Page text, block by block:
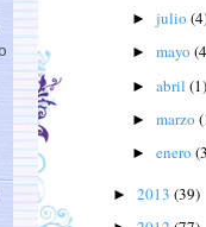
► julio
► mayo
► abril (1)
► marzo
► enero
► 2013 (39)